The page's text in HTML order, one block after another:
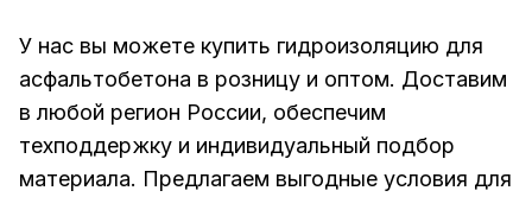
У нас вы можете купить гидроизоляцию для
асфальтобетона в розницу и оптом. Доставим
в любой регион России, обеспечим
техподдержку и индивидуальный подбор
материала. Предлагаем выгодные условия для